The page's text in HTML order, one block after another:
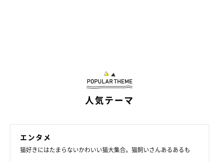
さかもとちゃんと飼い主さんのやりとりは、Twitterで大きな反
響がありました。さかもとちゃんとの関係修復に忙しかった飼い
人気テーマ
エンタメ
猫好きにはたまらないかわいい猫大集合。猫飼いさんあるあるも